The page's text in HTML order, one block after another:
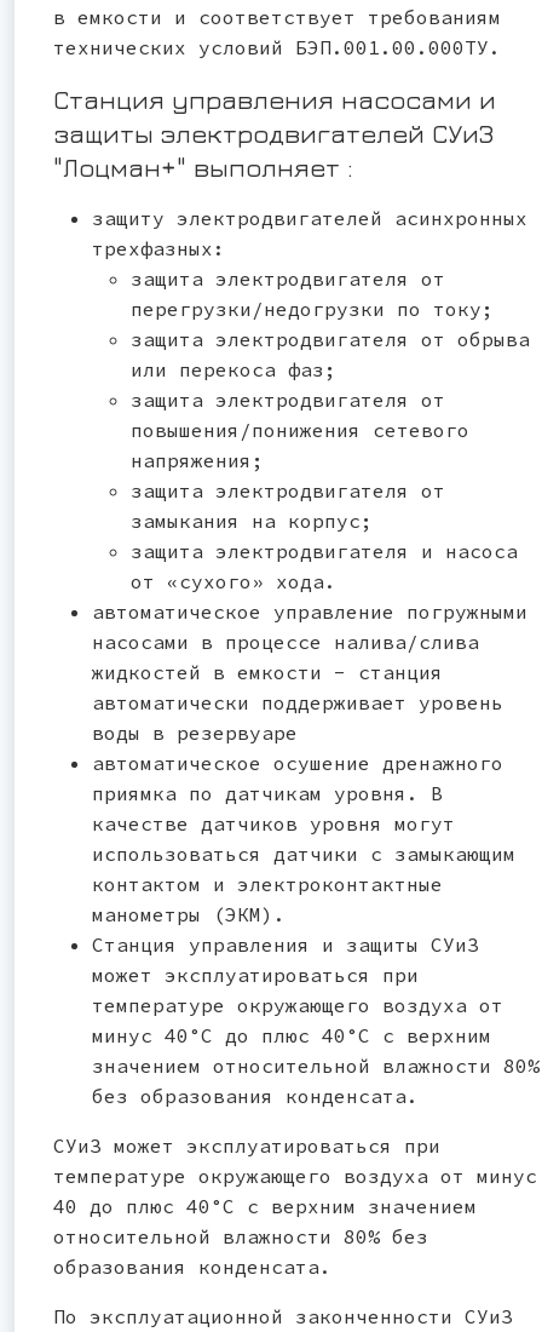
в емкости и соответствует требованиям
технических условий БЭП.001.00.000ТУ.
Станция управления насосами и
защиты электродвигателей СУиЗ
"Лоцман+" выполняет :
защиту электродвигателей асинхронных
трехфазных:
защита электродвигателя от
перегрузки/недогрузки по току;
защита электродвигателя от обрыва
или перекоса фаз;
защита электродвигателя от
повышения/понижения сетевого
напряжения;
защита электродвигателя от
замыкания на корпус;
защита электродвигателя и насоса
от «сухого» хода.
автоматическое управление погружными
насосами в процессе налива/слива
жидкостей в емкости - станция
автоматически поддерживает уровень
воды в резервуаре
автоматическое осушение дренажного
приямка по датчикам уровня. В
качестве датчиков уровня могут
использоваться датчики с замыкающим
контактом и электроконтактные
манометры (ЭКМ).
Станция управления и защиты СУиЗ
может эксплуатироваться при
температуре окружающего воздуха от
минус 40°С до плюс 40°С с верхним
значением относительной влажности 80%
без образования конденсата.
СУиЗ может эксплуатироваться при
температуре окружающего воздуха от минус
40 до плюс 40°С с верхним значением
относительной влажности 80% без
образования конденсата.
По эксплуатационной законченности СУиЗ